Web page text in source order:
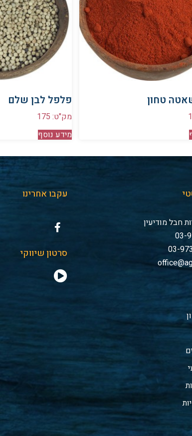
טחון פלפל לבן שלם
מק"ט: 175
מידע נוסף
חבל מודיעין
עקבו אחרינו
סרטון שיווקי